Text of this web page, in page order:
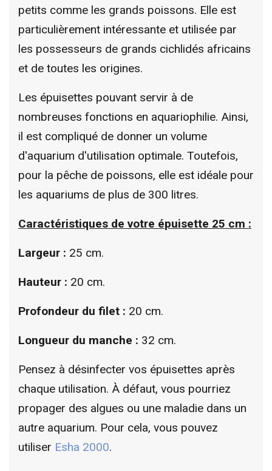
petits comme les grands poissons. Elle est
particulièrement intéressante et utilisée par
les possesseurs de grands cichlidés africains
et de toutes les origines.
Les épuisettes pouvant servir à de
nombreuses fonctions en aquariophilie. Ainsi,
il est compliqué de donner un volume
d'aquarium d'utilisation optimale. Toutefois,
pour la pêche de poissons, elle est idéale pour
les aquariums de plus de 300 litres.
Caractéristiques de votre épuisette 25 cm :
Largeur : 25 cm.
Hauteur : 20 cm.
Profondeur du filet : 20 cm.
Longueur du manche : 32 cm.
Pensez à désinfecter vos épuisettes après
chaque utilisation. À défaut, vous pourriez
propager des algues ou une maladie dans un
autre aquarium. Pour cela, vous pouvez
utiliser Esha 2000.